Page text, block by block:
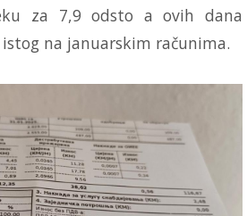
za 7,9 odsto a ovih dana
na januarskim računima.